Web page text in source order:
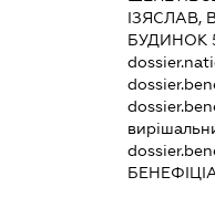
ІЗЯСЛАВ,
БУДИНОК